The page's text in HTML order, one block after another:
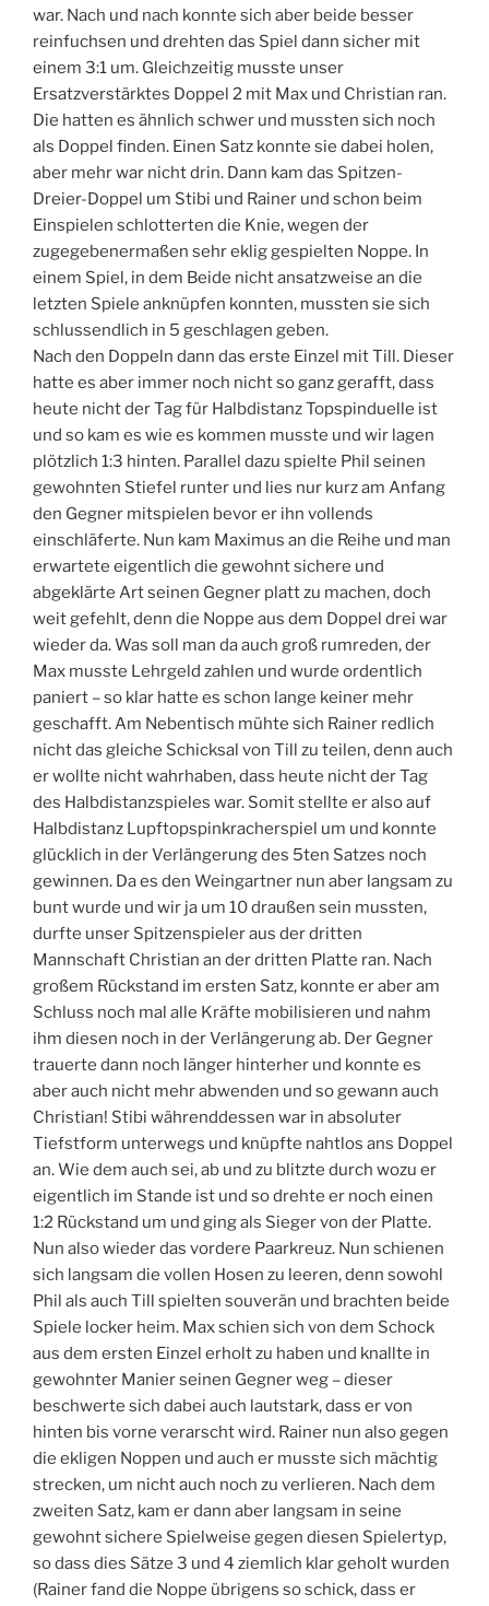
war. Nach und nach konnte sich aber beide besser
reinfuchsen und drehten das Spiel dann sicher mit
einem 3:1 um. Gleichzeitig musste unser
Ersatzverstärktes Doppel 2 mit Max und Christian ran.
Die hatten es ähnlich schwer und mussten sich noch
als Doppel finden. Einen Satz konnte sie dabei holen,
aber mehr war nicht drin. Dann kam das Spitzen-
Dreier-Doppel um Stibi und Rainer und schon beim
Einspielen schlotterten die Knie, wegen der
zugegebenermaßen sehr eklig gespielten Noppe. In
einem Spiel, in dem Beide nicht ansatzweise an die
letzten Spiele anknüpfen konnten, mussten sie sich
schlussendlich in 5 geschlagen geben.
Nach den Doppeln dann das erste Einzel mit Till. Dieser
hatte es aber immer noch nicht so ganz gerafft, dass
heute nicht der Tag für Halbdistanz Topspinduelle ist
und so kam es wie es kommen musste und wir lagen
plötzlich 1:3 hinten. Parallel dazu spielte Phil seinen
gewohnten Stiefel runter und lies nur kurz am Anfang
den Gegner mitspielen bevor er ihn vollends
einschläferte. Nun kam Maximus an die Reihe und man
erwartete eigentlich die gewohnt sichere und
abgeklärte Art seinen Gegner platt zu machen, doch
weit gefehlt, denn die Noppe aus dem Doppel drei war
wieder da. Was soll man da auch groß rumreden, der
Max musste Lehrgeld zahlen und wurde ordentlich
paniert – so klar hatte es schon lange keiner mehr
geschafft. Am Nebentisch mühte sich Rainer redlich
nicht das gleiche Schicksal von Till zu teilen, denn auch
er wollte nicht wahrhaben, dass heute nicht der Tag
des Halbdistanzspieles war. Somit stellte er also auf
Halbdistanz Lupftopspinkracherspiel um und konnte
glücklich in der Verlängerung des 5ten Satzes noch
gewinnen. Da es den Weingartner nun aber langsam zu
bunt wurde und wir ja um 10 draußen sein mussten,
durfte unser Spitzenspieler aus der dritten
Mannschaft Christian an der dritten Platte ran. Nach
großem Rückstand im ersten Satz, konnte er aber am
Schluss noch mal alle Kräfte mobilisieren und nahm
ihm diesen noch in der Verlängerung ab. Der Gegner
trauerte dann noch länger hinterher und konnte es
aber auch nicht mehr abwenden und so gewann auch
Christian! Stibi währenddessen war in absoluter
Tiefstform unterwegs und knüpfte nahtlos ans Doppel
an. Wie dem auch sei, ab und zu blitzte durch wozu er
eigentlich im Stande ist und so drehte er noch einen
1:2 Rückstand um und ging als Sieger von der Platte.
Nun also wieder das vordere Paarkreuz. Nun schienen
sich langsam die vollen Hosen zu leeren, denn sowohl
Phil als auch Till spielten souverän und brachten beide
Spiele locker heim. Max schien sich von dem Schock
aus dem ersten Einzel erholt zu haben und knallte in
gewohnter Manier seinen Gegner weg – dieser
beschwerte sich dabei auch lautstark, dass er von
hinten bis vorne verarscht wird. Rainer nun also gegen
die ekligen Noppen und auch er musste sich mächtig
strecken, um nicht auch noch zu verlieren. Nach dem
zweiten Satz, kam er dann aber langsam in seine
gewohnt sichere Spielweise gegen diesen Spielertyp,
so dass dies Sätze 3 und 4 ziemlich klar geholt wurden
(Rainer fand die Noppe übrigens so schick, dass er